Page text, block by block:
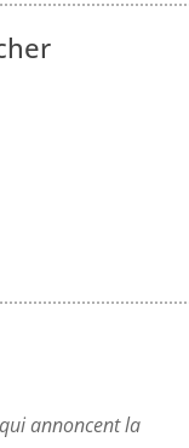
annoncent la